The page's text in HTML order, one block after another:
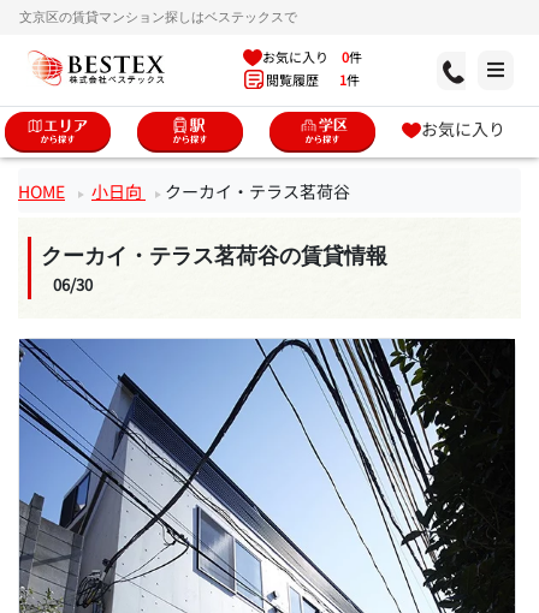
文京区の賃貸マンション探しはベステックスで
お気に入り 0件
閲覧履歴 1件
お気に入り
HOME 小日向 クーカイ・テラス茗荷谷
クーカイ・テラス茗荷谷の賃貸情報
06/30